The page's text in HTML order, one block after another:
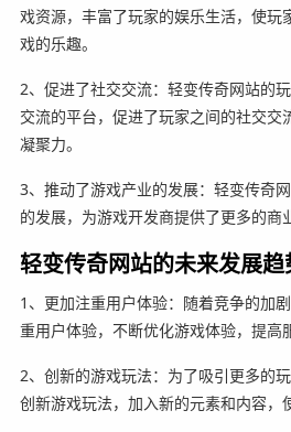
戏资源，丰富了玩家的娱乐生活，使玩
戏的乐趣。
2、促进了社交交流：轻变传奇网站的
交流的平台，促进了玩家之间的社交交
凝聚力。
3、推动了游戏产业的发展：轻变传奇
的发展，为游戏开发商提供了更多的商
轻变传奇网站的未来发展趋
1、更加注重用户体验：随着竞争的加
重用户体验，不断优化游戏体验，提高
2、创新的游戏玩法：为了吸引更多的
创新游戏玩法，加入新的元素和内容，